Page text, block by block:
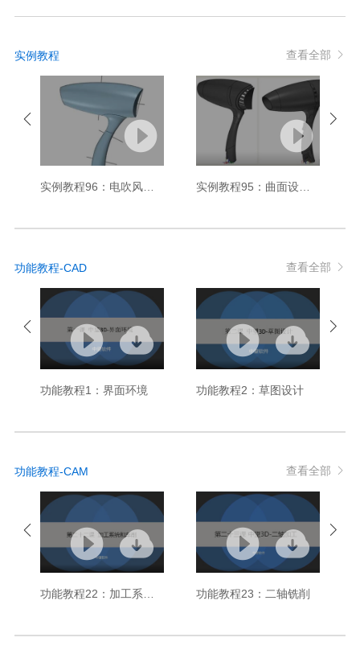
实例教程 查看全部
实例教程96：电吹风主体建模-曲面设计 实例教程95：曲面设计-电吹风细化处理
功能教程-CAD 查看全部
功能教程1：界面环境 功能教程2：草图设计
功能教程-CAM 查看全部
功能教程22：加工系统和车削 功能教程23：二轴铣削